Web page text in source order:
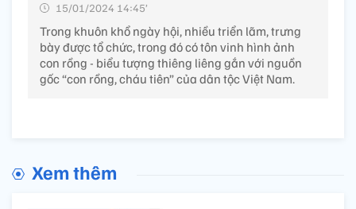
15/01/2024 14:45’
Trong khuôn khổ ngày hội, nhiều triển lãm, trưng
bày được tổ chức, trong đó có tôn vinh hình ảnh
con rồng - biểu tượng thiêng liêng gắn với nguồn
gốc “con rồng, cháu tiên” của dân tộc Việt Nam.
Xem thêm